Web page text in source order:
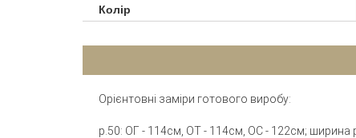
Колір
Орієнтовні заміри готового виробу:
р.50: ОГ - 114см, ОТ - 114см, ОС - 122см;